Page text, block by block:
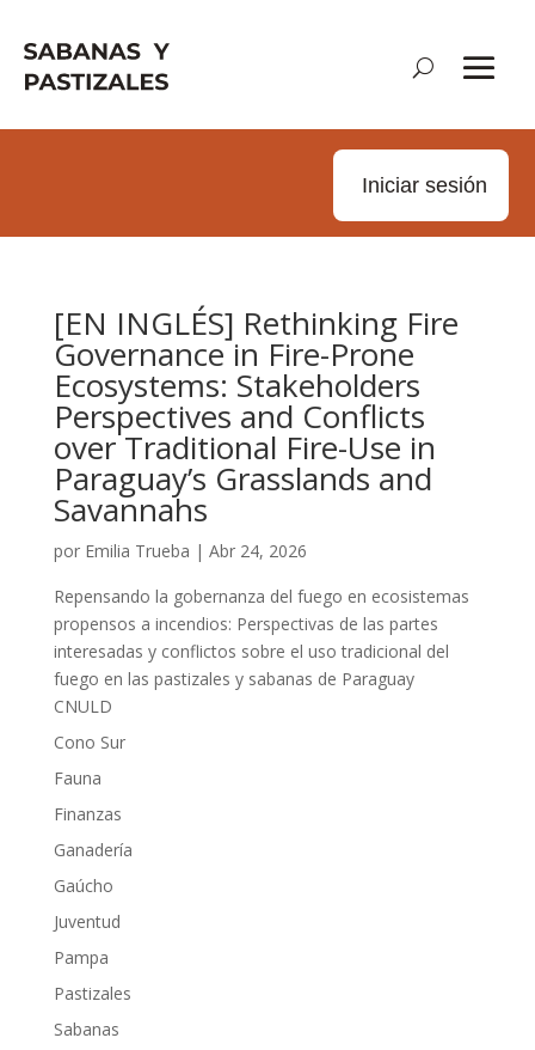
Iniciar sesión
[EN INGLÉS] Rethinking Fire
Governance in Fire-Prone
Ecosystems: Stakeholders
Perspectives and Conflicts
over Traditional Fire-Use in
Paraguay’s Grasslands and
Savannahs
por Emilia Trueba | Abr 24, 2026
Repensando la gobernanza del fuego en ecosistemas
propensos a incendios: Perspectivas de las partes
interesadas y conflictos sobre el uso tradicional del
fuego en las pastizales y sabanas de Paraguay
CNULD
Cono Sur
Fauna
Finanzas
Ganadería
Gaúcho
Juventud
Pampa
Pastizales
Sabanas